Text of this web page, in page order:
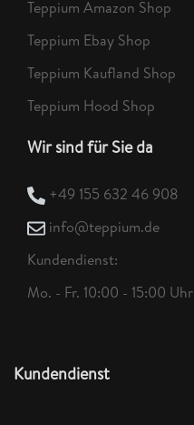
Teppium Amazon Shop
Teppium Ebay Shop
Teppium Kaufland Shop
Teppium Hood Shop
Wir sind für Sie da
+49 155 632 46 908
info@teppium.de
Kundendienst:
Mo. - Fr. 10:00 - 15:00 Uhr
Kundendienst